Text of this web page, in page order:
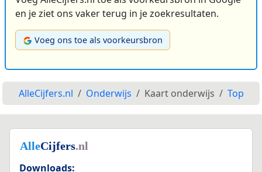
en je ziet ons vaker terug in je zoekresultaten.
Voeg ons toe als voorkeursbron
AlleCijfers.nl Onderwijs Kaart onderwijs Top
Downloads: